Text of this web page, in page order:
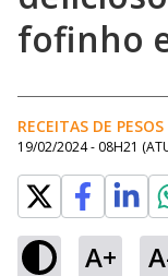
fofinho
RECEITAS DE PESOS
19/02/2024 - 08H21
A+